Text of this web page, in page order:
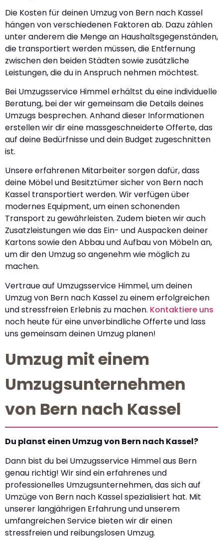
Die Kosten für deinen Umzug von Bern nach Kassel
hängen von verschiedenen Faktoren ab. Dazu zählen
unter anderem die Menge an Haushaltsgegenständen,
die transportiert werden müssen, die Entfernung
zwischen den beiden Städten sowie zusätzliche
Leistungen, die du in Anspruch nehmen möchtest.
Bei Umzugsservice Himmel erhältst du eine individuelle
Beratung, bei der wir gemeinsam die Details deines
Umzugs besprechen. Anhand dieser Informationen
erstellen wir dir eine massgeschneiderte Offerte, das
auf deine Bedürfnisse und dein Budget zugeschnitten
ist.
Unsere erfahrenen Mitarbeiter sorgen dafür, dass
deine Möbel und Besitztümer sicher von Bern nach
Kassel transportiert werden. Wir verfügen über
modernes Equipment, um einen schonenden
Transport zu gewährleisten. Zudem bieten wir auch
Zusatzleistungen wie das Ein- und Auspacken deiner
Kartons sowie den Abbau und Aufbau von Möbeln an,
um dir den Umzug so angenehm wie möglich zu
machen.
Vertraue auf Umzugsservice Himmel, um deinen
Umzug von Bern nach Kassel zu einem erfolgreichen
und stressfreien Erlebnis zu machen. Kontaktiere uns
noch heute für eine unverbindliche Offerte und lass
uns gemeinsam deinen Umzug planen!
Umzug mit einem
Umzugsunternehmen
von Bern nach Kassel
Du planst einen Umzug von Bern nach Kassel?
Dann bist du bei Umzugsservice Himmel aus Bern
genau richtig! Wir sind ein erfahrenes und
professionelles Umzugsunternehmen, das sich auf
Umzüge von Bern nach Kassel spezialisiert hat. Mit
unserer langjährigen Erfahrung und unserem
umfangreichen Service bieten wir dir einen
stressfreien und reibungslosen Umzug.